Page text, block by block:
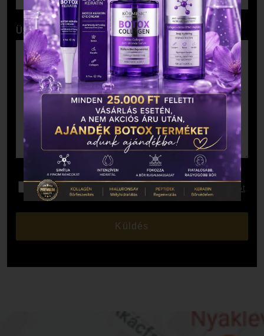
Üzenet
Elolvastam és elfogadom az Adatkezelési Tájékoztatót